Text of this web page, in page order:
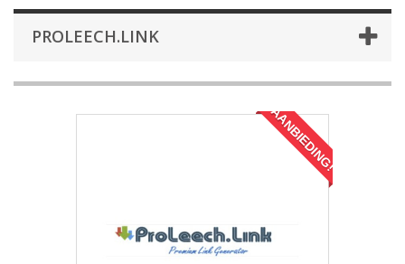
PROLEECH.LINK
AANBIEDING!